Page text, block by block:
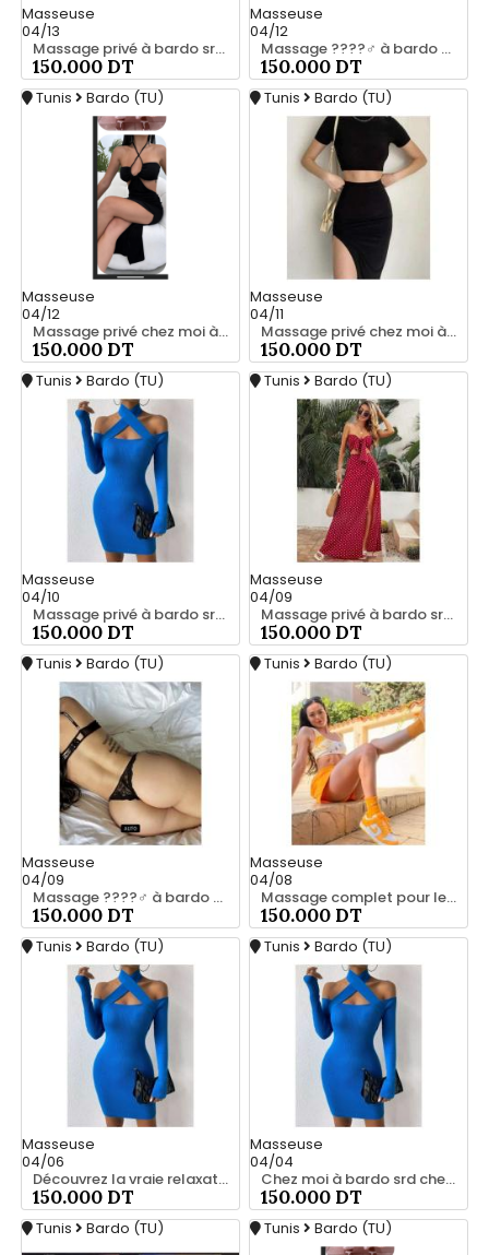
Masseuse
04/13
Massage privé à bardo srd 55066248
150.000 DT
Masseuse
04/12
Massage ????‍♂️ à bardo srd 20466285
150.000 DT
Tunis Bardo (TU)
Masseuse
04/12
Massage privé chez moi à bardo srd 20466285
150.000 DT
Tunis Bardo (TU)
Masseuse
04/11
Massage privé chez moi à bardo srd 20466285
150.000 DT
Tunis Bardo (TU)
Masseuse
04/10
Massage privé à bardo srd chez moi 55066248
150.000 DT
Tunis Bardo (TU)
Masseuse
04/09
Massage privé à bardo srd 20466285
150.000 DT
Tunis Bardo (TU)
Masseuse
04/09
Massage ????‍♂️ à bardo srd chez moi privé 55066248
150.000 DT
Tunis Bardo (TU)
Masseuse
04/08
Massage complet pour les hommes srd chez moi à bardo 55066248
150.000 DT
Tunis Bardo (TU)
Masseuse
04/06
Découvrez la vraie relaxation pour les hommes srd 20466285
150.000 DT
Tunis Bardo (TU)
Masseuse
04/04
Chez moi à bardo srd chez moi 55066248
150.000 DT
Tunis Bardo (TU) Tunis Bardo (TU)